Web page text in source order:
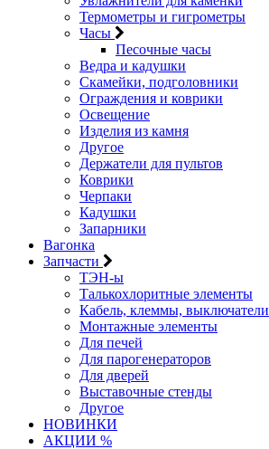
Термометры и гигрометры
Часы
Песочные часы
Ведра и кадушки
Скамейки, подголовники
Ограждения и коврики
Освещение
Изделия из камня
Другое
Держатели для пультов
Коврики
Черпаки
Кадушки
Запарники
Вагонка
Запчасти
ТЭН-ы
Талькохлоритные элементы
Кабель, клеммы, выключатели
Монтажные элементы
Для печей
Для парогенераторов
Для дверей
Выставочные стенды
Другое
НОВИНКИ
АКЦИИ %